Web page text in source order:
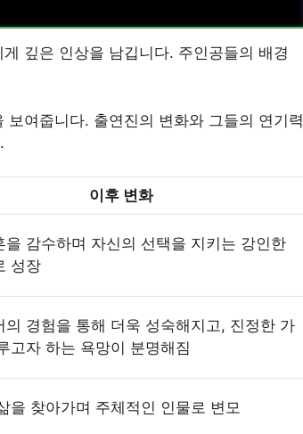
깊은 인상을 남깁니다. 주인공들의 배경
여줍니다. 출연진의 변화와 그들의 연기력
이후 변화
을 감수하며 자신의 선택을 지키는 강인한
성장
의 경험을 통해 더욱 성숙해지고, 진정한 가
고자 하는 욕망이 분명해짐
을 찾아가며 주체적인 인물로 변모